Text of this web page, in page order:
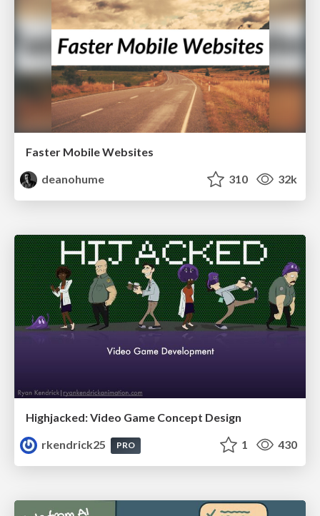
Faster Mobile Websites
deanohume
310 32k
Highjacked: Video Game Concept Design
rkendrick25
PRO 1 430